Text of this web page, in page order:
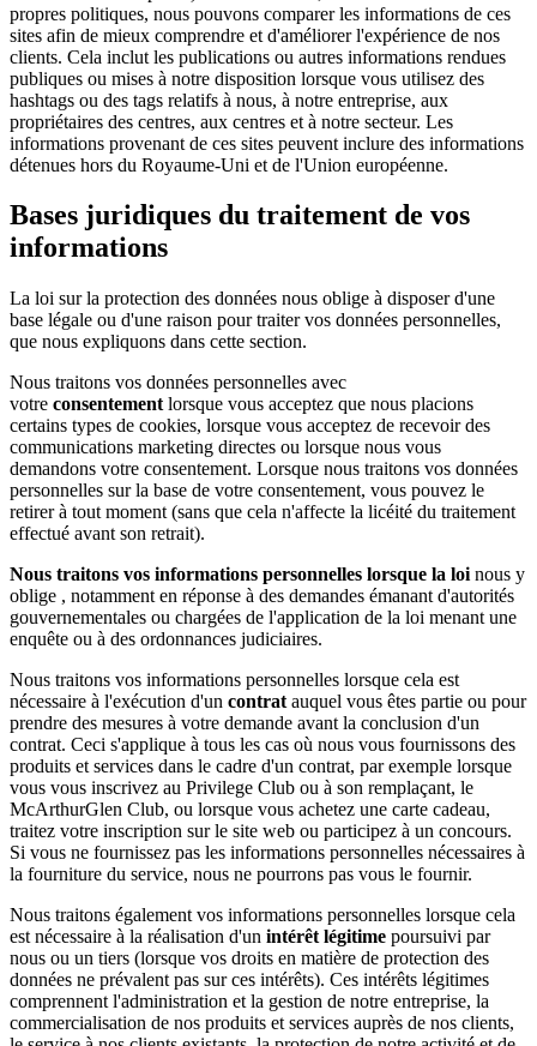
propres politiques, nous pouvons comparer les informations de ces
sites afin de mieux comprendre et d'améliorer l'expérience de nos
clients. Cela inclut les publications ou autres informations rendues
publiques ou mises à notre disposition lorsque vous utilisez des
hashtags ou des tags relatifs à nous, à notre entreprise, aux
propriétaires des centres, aux centres et à notre secteur. Les
informations provenant de ces sites peuvent inclure des informations
détenues hors du Royaume-Uni et de l'Union européenne.
Bases juridiques du traitement de vos
informations
La loi sur la protection des données nous oblige à disposer d'une
base légale ou d'une raison pour traiter vos données personnelles,
que nous expliquons dans cette section.
Nous traitons vos données personnelles avec
votre consentement lorsque vous acceptez que nous placions
certains types de cookies, lorsque vous acceptez de recevoir des
communications marketing directes ou lorsque nous vous
demandons votre consentement. Lorsque nous traitons vos données
personnelles sur la base de votre consentement, vous pouvez le
retirer à tout moment (sans que cela n'affecte la licéité du traitement
effectué avant son retrait).
Nous traitons vos informations personnelles lorsque la loi nous y
oblige , notamment en réponse à des demandes émanant d'autorités
gouvernementales ou chargées de l'application de la loi menant une
enquête ou à des ordonnances judiciaires.
Nous traitons vos informations personnelles lorsque cela est
nécessaire à l'exécution d'un contrat auquel vous êtes partie ou pour
prendre des mesures à votre demande avant la conclusion d'un
contrat. Ceci s'applique à tous les cas où nous vous fournissons des
produits et services dans le cadre d'un contrat, par exemple lorsque
vous vous inscrivez au Privilege Club ou à son remplaçant, le
McArthurGlen Club, ou lorsque vous achetez une carte cadeau,
traitez votre inscription sur le site web ou participez à un concours.
Si vous ne fournissez pas les informations personnelles nécessaires à
la fourniture du service, nous ne pourrons pas vous le fournir.
Nous traitons également vos informations personnelles lorsque cela
est nécessaire à la réalisation d'un intérêt légitime poursuivi par
nous ou un tiers (lorsque vos droits en matière de protection des
données ne prévalent pas sur ces intérêts). Ces intérêts légitimes
comprennent l'administration et la gestion de notre entreprise, la
commercialisation de nos produits et services auprès de nos clients,